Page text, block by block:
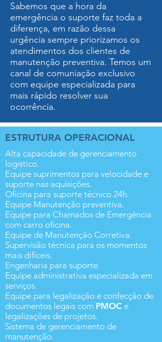
Sabemos que a hora da
emergência o suporte faz toda a
diferença, em razão dessa
urgência sempre priorizamos os
atendimentos dos clientes de
manutenção preventiva. Temos um
canal de comuniação exclusivo
com equipe especializada para
mais rápido resolver sua
ocorrência.
ESTRUTURA OPERACIONAL
Alta capacidade de gerenciamento
logístico.
Equipe suprimentos para velocidade e
suporte nas aquisições.
Oficina para suporte técnico 24h.
Equipe Manutenção preventiva.
Equipe para Chamados de Emergência
com carro oficina.
Equipe de Manutenção Corretiva.
Supervisão técnica para os momentos
mais difíceis.
Engenharia para suporte.
Equipe administrativa especializada em
serviços.
Equipe para legalização e confecção de
documentos legais com PMOC e
legalizações de projetos.
Sistema de gerenciamento de
manutenção.